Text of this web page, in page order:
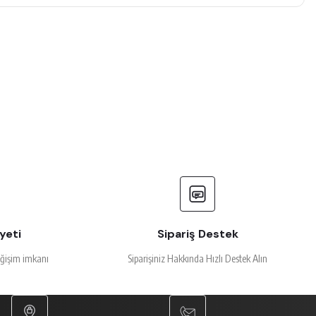
imkanı
Sipariş Destek
Siparişiniz Hakkında Hızlı Destek Alın